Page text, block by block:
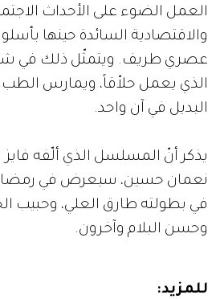
العمل الضوء على الأحداث
والاقتصادية السائدة حينها
عصري طريف. ويتمثّل ذلك في
الذي يعمل حلاّقاً، ويمارس الطب
البديل في آن واحد.
يذكر أنّ المسلسل الذي ألّفه فايز
نعمان حسين، سيعرض في
في بطولته طارق العلي، وحبيب
وحسن البلام وآخرون.
للمزيد: